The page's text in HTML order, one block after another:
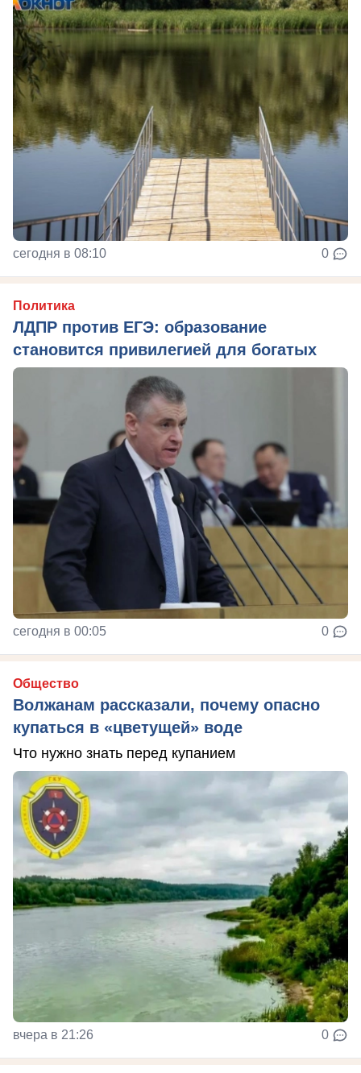
сегодня в 08:10 0
Политика
ЛДПР против ЕГЭ: образование
становится привилегией для богатых
сегодня в 00:05 0
Общество
Волжанам рассказали, почему опасно
купаться в «цветущей» воде
Что нужно знать перед купанием
вчера в 21:26 0